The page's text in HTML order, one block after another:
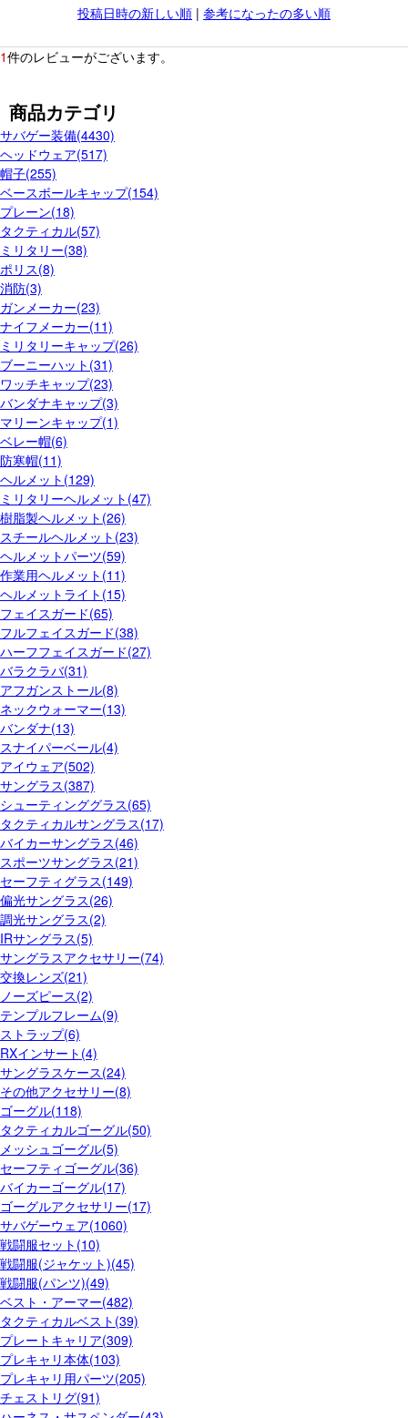
投稿日時の新しい順 | 参考になったの多い順
1件のレビューがございます。
商品カテゴリ
サバゲー装備(4430)
ヘッドウェア(517)
帽子(255)
ベースボールキャップ(154)
プレーン(18)
タクティカル(57)
ミリタリー(38)
ポリス(8)
消防(3)
ガンメーカー(23)
ナイフメーカー(11)
ミリタリーキャップ(26)
ブーニーハット(31)
ワッチキャップ(23)
バンダナキャップ(3)
マリーンキャップ(1)
ベレー帽(6)
防寒帽(11)
ヘルメット(129)
ミリタリーヘルメット(47)
樹脂製ヘルメット(26)
スチールヘルメット(23)
ヘルメットパーツ(59)
作業用ヘルメット(11)
ヘルメットライト(15)
フェイスガード(65)
フルフェイスガード(38)
ハーフフェイスガード(27)
バラクラバ(31)
アフガンストール(8)
ネックウォーマー(13)
バンダナ(13)
スナイパーベール(4)
アイウェア(502)
サングラス(387)
シューティンググラス(65)
タクティカルサングラス(17)
バイカーサングラス(46)
スポーツサングラス(21)
セーフティグラス(149)
偏光サングラス(26)
調光サングラス(2)
IRサングラス(5)
サングラスアクセサリー(74)
交換レンズ(21)
ノーズピース(2)
テンプルフレーム(9)
ストラップ(6)
RXインサート(4)
サングラスケース(24)
その他アクセサリー(8)
ゴーグル(118)
タクティカルゴーグル(50)
メッシュゴーグル(5)
セーフティゴーグル(36)
バイカーゴーグル(17)
ゴーグルアクセサリー(17)
サバゲーウェア(1060)
戦闘服セット(10)
戦闘服(ジャケット)(45)
戦闘服(パンツ)(49)
ベスト・アーマー(482)
タクティカルベスト(39)
プレートキャリア(309)
プレキャリ本体(103)
プレキャリ用パーツ(205)
チェストリグ(91)